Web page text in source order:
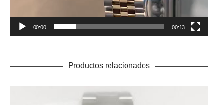
00:00 00:13
Productos relacionados